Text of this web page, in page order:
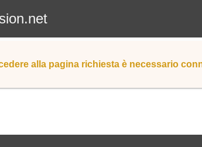
alla pagina richiesta è necessario